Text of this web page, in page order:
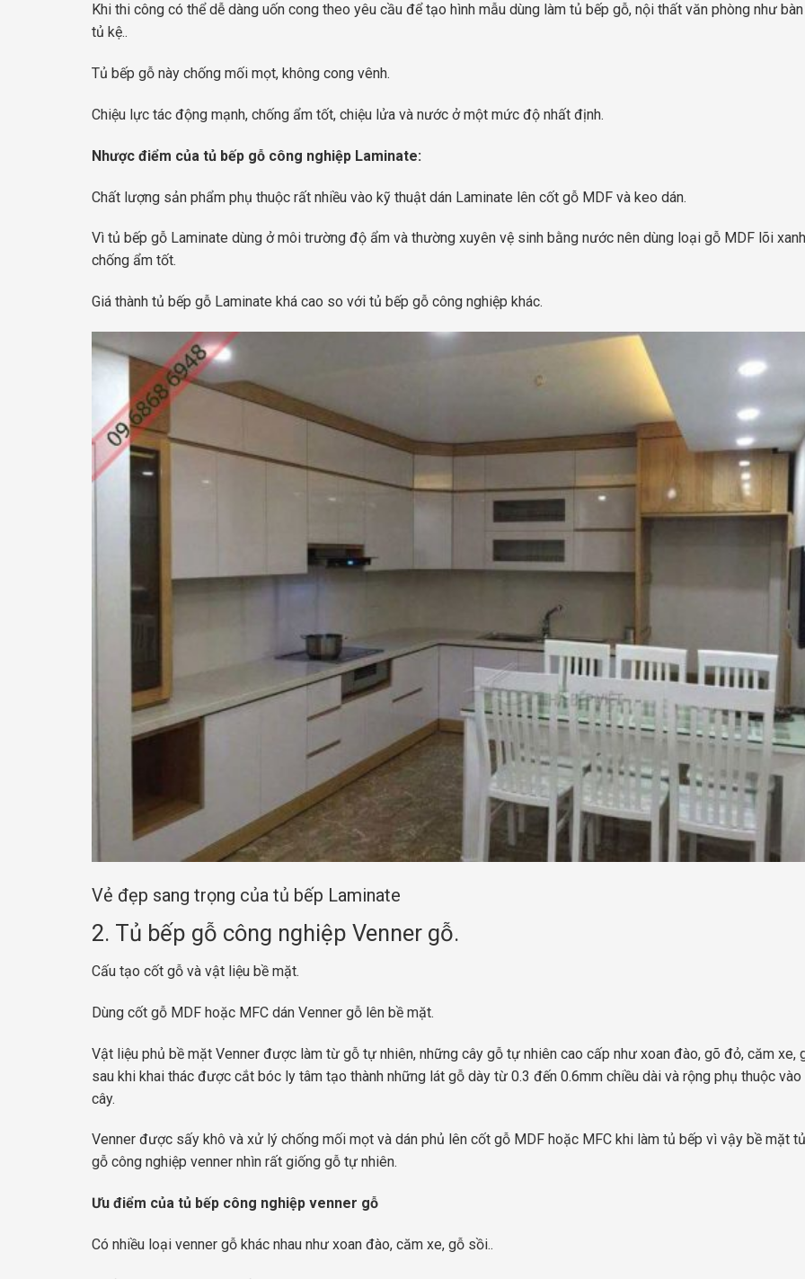
Khi thi công có thể dễ dàng uốn cong theo yêu cầu để tạo hình mẫu dùng làm tủ bếp gỗ, nội thất văn phòng như bàn
tủ kệ..
Tủ bếp gỗ này chống mối mọt, không cong vênh.
Chiệu lực tác động mạnh, chống ẩm tốt, chiệu lửa và nước ở một mức độ nhất định.
Nhược điểm của tủ bếp gỗ công nghiệp Laminate:
Chất lượng sản phẩm phụ thuộc rất nhiều vào kỹ thuật dán Laminate lên cốt gỗ MDF và keo dán.
Vì tủ bếp gỗ Laminate dùng ở môi trường độ ẩm và thường xuyên vệ sinh bằng nước nên dùng loại gỗ MDF lõi xanh
chống ẩm tốt.
Giá thành tủ bếp gỗ Laminate khá cao so với tủ bếp gỗ công nghiệp khác.
Vẻ đẹp sang trọng của tủ bếp Laminate
2. Tủ bếp gỗ công nghiệp Venner gỗ.
Cấu tạo cốt gỗ và vật liệu bề mặt.
Dùng cốt gỗ MDF hoặc MFC dán Venner gỗ lên bề mặt.
Vật liệu phủ bề mặt Venner được làm từ gỗ tự nhiên, những cây gỗ tự nhiên cao cấp như xoan đào, gõ đỏ, căm xe,
sau khi khai thác được cắt bóc ly tâm tạo thành những lát gỗ dày từ 0.3 đến 0.6mm chiều dài và rộng phụ thuộc vào
cây.
Venner được sấy khô và xử lý chống mối mọt và dán phủ lên cốt gỗ MDF hoặc MFC khi làm tủ bếp vì vậy bề mặt
gỗ công nghiệp venner nhìn rất giống gỗ tự nhiên.
Ưu điểm của tủ bếp công nghiệp venner gỗ
Có nhiều loại venner gỗ khác nhau như xoan đào, căm xe, gỗ sồi..